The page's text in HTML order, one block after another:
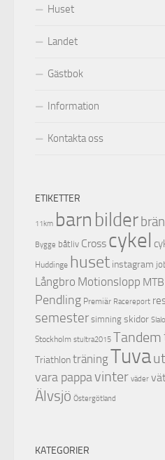
Huset
Landet
Gästbok
Information
Kontakta oss
ETIKETTER
11km barn bilder
Bygge båtliv Cross cykel
Huddinge huset instagram
Långbro Motionslopp MTB
Pendling Premiär Racereport
semester simning skidor
Stockholm stultra2015 Tandem
TriathlonträningTuva
vara pappavinter väder
Älvsjö Östergötland
KATEGORIER